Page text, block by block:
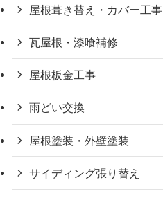
屋根葺き替え・カバー工事
瓦屋根・漆喰補修
屋根板金工事
雨どい交換
屋根塗装・外壁塗装
サイディング張り替え